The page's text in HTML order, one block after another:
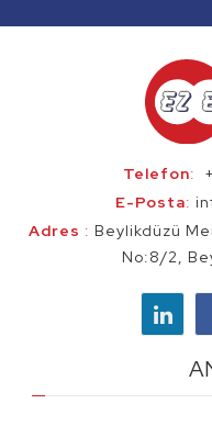
Telefon:
E-Posta:
Adres : Beylikdüzü
No:8/2,